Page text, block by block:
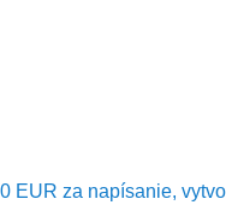
EUR za napísanie,